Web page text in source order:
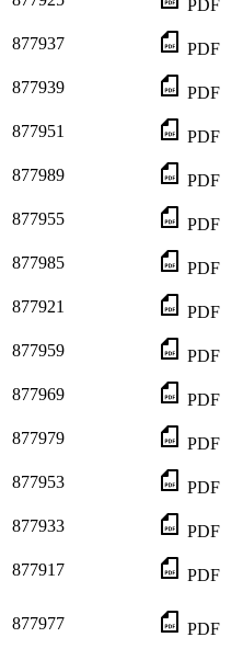
PDF
877937 PDF
877939
PDF
877951 PDF
877989 PDF
877955 PDF
877985 PDF
877921 PDF
877959
PDF
877969 PDF
877979
PDF
877953 PDF
877933
PDF
877917
PDF
877977 PDF